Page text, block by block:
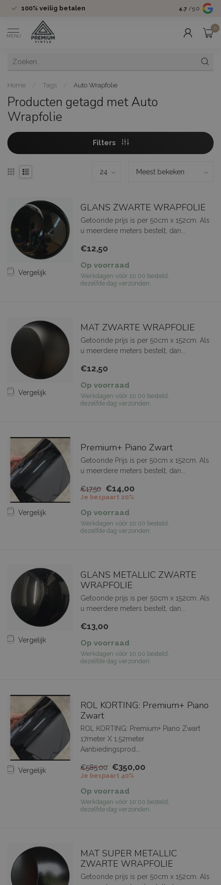
100% veilig betalen Groot
4.7 /5.0
MENU
0
Home / Tags / Auto Wrapfolie
Producten getagd met Auto
Wrapfolie
Filters
Vergelijk
GLANS ZWARTE WRAPFOLIE
Getoonde prijs is per 50cm x 152cm. Als
u meerdere meters bestelt, dan...
€12,50
Op voorraad
Werkdagen vóór 10:00 besteld,
dezelfde dag verzonden.
Vergelijk
MAT ZWARTE WRAPFOLIE
Getoonde prijs is per 50cm x 152cm. Als
u meerdere meters bestelt, dan...
€12,50
Op voorraad
Werkdagen vóór 10:00 besteld,
dezelfde dag verzonden.
Vergelijk
Premium+ Piano Zwart
Getoonde Prijs is per 50cm x 152cm. Als
u meerdere meters bestelt, dan...
€17,50 €14,00
Je bespaart 20%
Op voorraad
Werkdagen vóór 10:00 besteld,
dezelfde dag verzonden.
Vergelijk
GLANS METALLIC ZWARTE
WRAPFOLIE
Getoonde prijs is per 50cm x 152cm. Als
u meerdere meters bestelt, dan...
€13,00
Op voorraad
Werkdagen vóór 10:00 besteld,
dezelfde dag verzonden.
Vergelijk
ROL KORTING: Premium+ Piano
Zwart
ROL KORTING: Premium+ Piano Zwart
17meter X 1.52meter
Aanbiedingsprod...
€585,00 €350,00
Je bespaart 40%
Op voorraad
Werkdagen vóór 10:00 besteld,
dezelfde dag verzonden.
MAT SUPER METALLIC
ZWARTE WRAPFOLIE
Getoonde prijs is per 50cm x 152cm. Als